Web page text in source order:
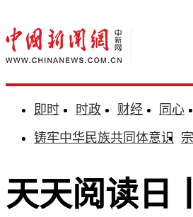
即时 时政 财经 同心
铸牢中华民族共同体意识
天天阅读日